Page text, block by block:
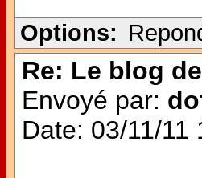
Options:
Re: Le blog
Envoyé par:
Date: 03/11/11